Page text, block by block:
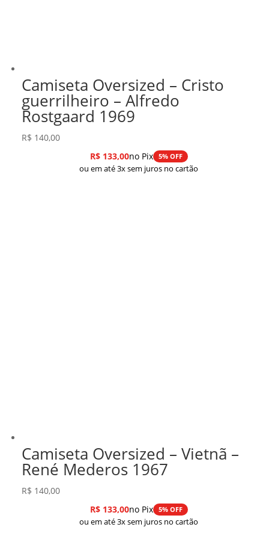
Camiseta Oversized – Cristo
guerrilheiro – Alfredo
Rostgaard 1969
R$ 140,00
R$133,00no Pix 5% OFF
ou em até 3x sem juros no cartão
Camiseta Oversized – Vietnã –
René Mederos 1967
R$ 140,00
R$133,00no Pix 5% OFF
ou em até 3x sem juros no cartão